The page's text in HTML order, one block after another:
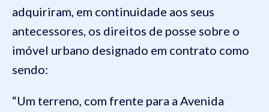
adquiriram, em continuidade aos seus
antecessores, os direitos de posse sobre o
imóvel urbano designado em contrato como
sendo:
“Um terreno, com frente para a Avenida